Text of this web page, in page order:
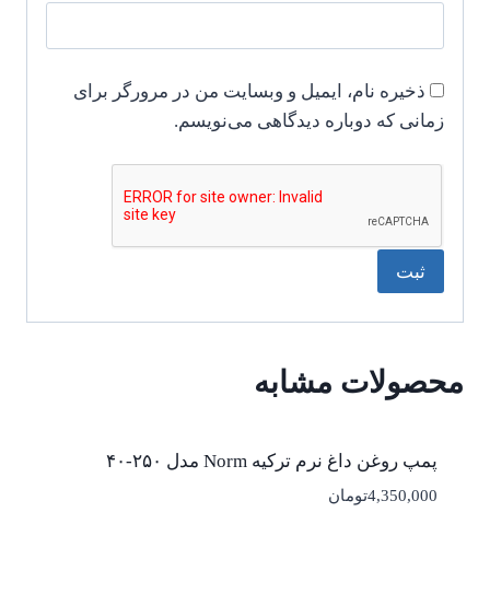
ذخیره نام، ایمیل و وبسایت من در مرورگر برای
زمانی که دوباره دیدگاهی می‌نویسم.
محصولات مشابه
پمپ روغن داغ نرم ترکیه Norm مدل ۲۵۰-۴۰
4,350,000تومان